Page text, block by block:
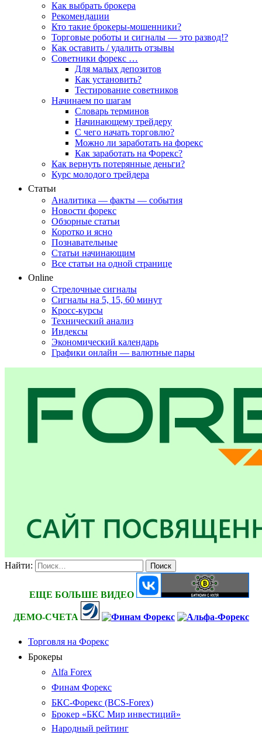
Как выбрать брокера
Рекомендации
Кто такие брокеры-мошенники?
Торговые роботы и сигналы — это развод!?
Как оставить / удалить отзывы
Советники форекс …
Для малых депозитов
Как установить?
Тестирование советников
Начинаем по шагам
Словарь терминов
Начинающему трейдеру
С чего начать торговлю?
Можно ли заработать на форекс
Как заработать на Форекс?
Как вернуть потерянные деньги?
Курс молодого трейдера
Статьи
Аналитика — факты — события
Новости форекс
Обзорные статьи
Коротко и ясно
Познавательные
Статьи начинающим
Все статьи на одной странице
Online
Стрелочные сигналы
Сигналы на 5, 15, 60 минут
Кросс-курсы
Технический анализ
Индексы
Экономический календарь
Графики онлайн — валютные пары
Найти:
ЕЩЕ БОЛЬШЕ ВИДЕО
ДЕМО-СЧЕТА
Торговля на Форекс
Брокеры
Alfa Forex
Финам Форекс
БКС-Форекс (BCS-Forex)
Брокер «БКС Мир инвестиций»
Народный рейтинг